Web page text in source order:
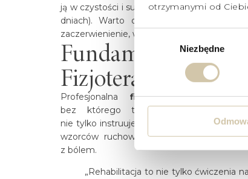
otrzymanymi od
Wybór
zgody
Niezbędne
ją w czystości i suchości, aż do
dniach). Warto obserwować, czy nie
zaczerwienienie, wysoka gorączka czy
Fundament
Fizjoterapii w
Profesjonalnafizjoterapia po
bez którego trudno wyobrazić
nie tylko instruuje, jak wykonywać
wzorców ruchowych, które pacjent
z bólem.
„Rehabilitacja to nie tylko ćwiczenia